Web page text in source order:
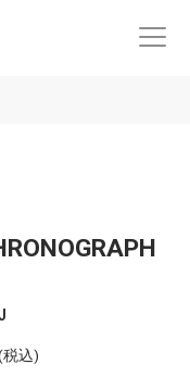
税込)